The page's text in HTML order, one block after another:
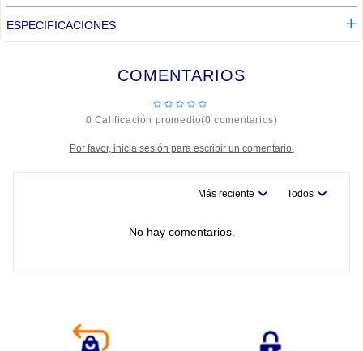
ESPECIFICACIONES
COMENTARIOS
☆☆☆☆
☆
0 Calificación promedio(0 comentarios)
Por favor, inicia sesión para escribir un comentario.
Más reciente Todos
No hay comentarios.